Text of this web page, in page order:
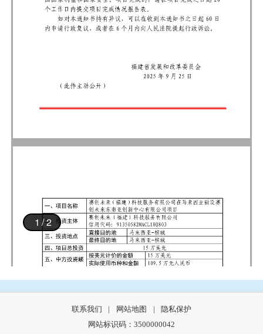
联系我们 | 网站地图 |
隐私保护
网站标识码：3500000042